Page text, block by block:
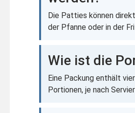
Die Patties können
der Pfanne oder in der
Wie ist die
Eine Packung enthält
Portionen, je nach